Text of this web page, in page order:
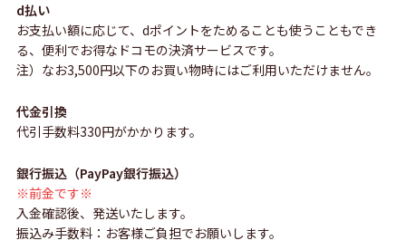
d払い
お支払い額に応じて、dポイントをためることも使うこともでき
る、便利でお得なドコモの決済サービスです。
注）なお3,500円以下のお買い物時にはご利用いただけません。
代金引換
代引手数料330円がかかります。
銀行振込（PayPay銀行振込）
※前金です※
入金確認後、発送いたします。
振込み手数料：お客様ご負担でお願いします。